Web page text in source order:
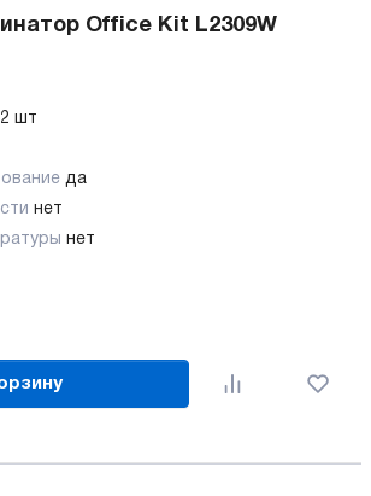
Office Kit L2309W
2 шт
да
нет
нет